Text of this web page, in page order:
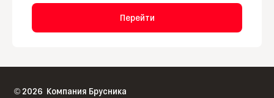
Перейти
©2026 Компания Брусника